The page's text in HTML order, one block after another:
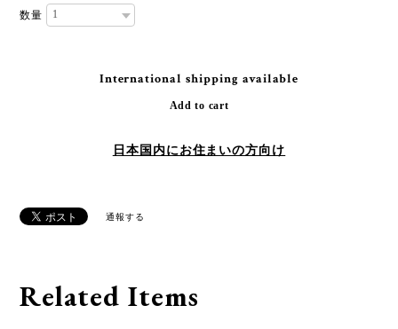
数量
International shipping available
Add to cart
日本国内にお住まいの方向け
通報する
Related Items